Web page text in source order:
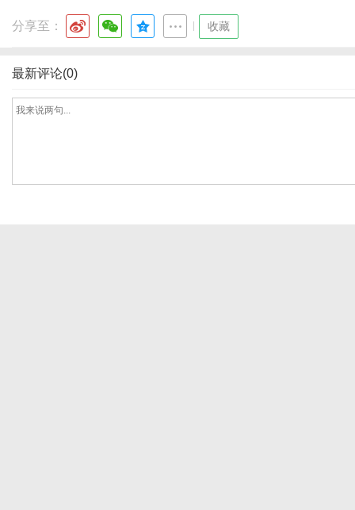
分享至： 收藏
最新评论(0)